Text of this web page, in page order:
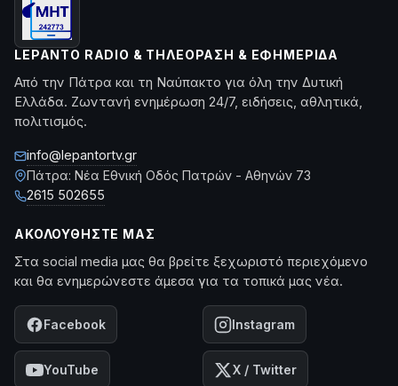
LEPANTO RADIO & ΤΗΛΕΌΡΑΣΗ & ΕΦΗΜΕΡΊΔΑ
Από την Πάτρα και τη Ναύπακτο για όλη την Δυτική
Ελλάδα. Ζωντανή ενημέρωση 24/7, ειδήσεις, αθλητικά,
πολιτισμός.
info@lepantortv.gr
Πάτρα: Νέα Εθνική Οδός Πατρών - Αθηνών 73
2615 502655
ΑΚΟΛΟΥΘΉΣΤΕ ΜΑΣ
Στα social media μας θα βρείτε ξεχωριστό περιεχόμενο
και θα ενημερώνεστε άμεσα για τα τοπικά μας νέα.
Facebook Instagram
YouTube X / Twitter